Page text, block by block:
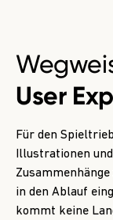
User
Für den
Illustrationen
in den Ablauf
kommt keine